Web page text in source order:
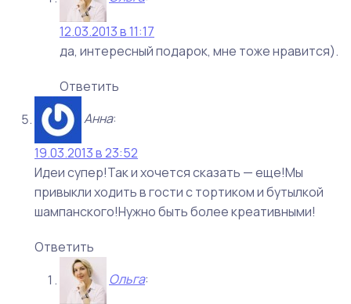
12.03.2013 в 11:17
да, интересный подарок, мне тоже нравится).
Ответить
Анна:
19.03.2013 в 23:52
Идеи супер!Так и хочется сказать — еще!Мы
привыкли ходить в гости с тортиком и бутылкой
шампанского!Нужно быть более креативными!
Ответить
Ольга: